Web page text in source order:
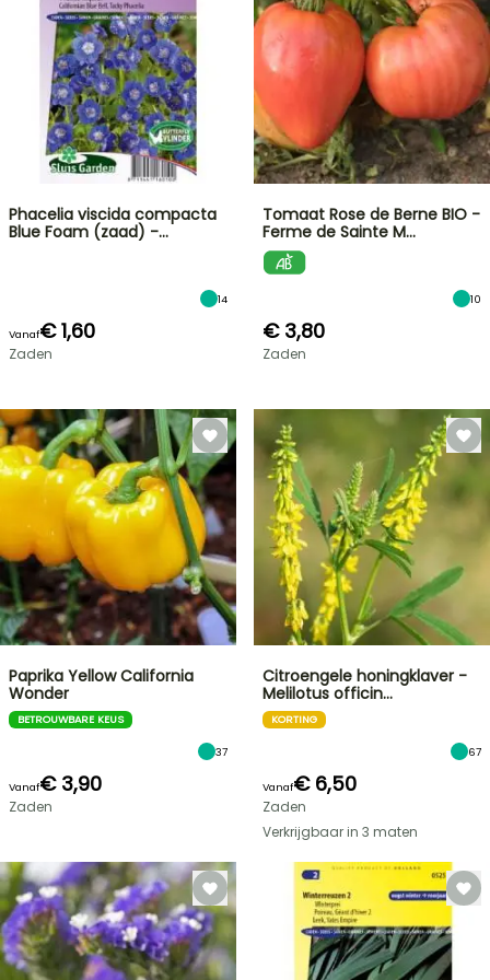
FLASH-
SALES
TOT
Phacelia viscida compacta
Blue Foam (zaad) -…
14
Vanaf€ 1,60
Zaden
Tomaat Rose de Berne BIO -
Ferme de Sainte M…
10
€ 3,80
Zaden
Paprika Yellow California
Wonder
BETROUWBARE KEUS
37
Vanaf€ 3,90
Zaden
Citroengele honingklaver -
Melilotus officin…
KORTING
67
Vanaf€ 6,50
Zaden
Verkrijgbaar in 3 maten